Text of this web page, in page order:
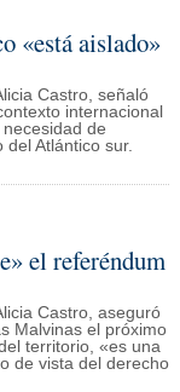
«está aislado»
Castro, señaló
internacional
de
del Atlántico sur.
el referéndum
Castro, aseguró
Malvinas el próximo
territorio, «es una
de vista del derecho